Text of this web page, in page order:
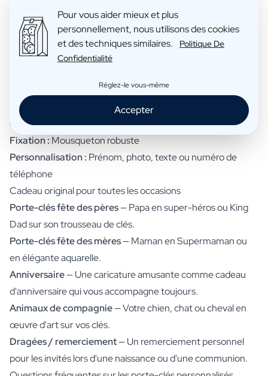
Choisissez parmi des dizaines de styles créatifs ou utilisez
simplement votre propre photo. Du classique au moderne,
de l'humoristique à l'artistique. Chaque design est unique —
Pendentif :
Impression couleur d'une netteté parfaite
Cordon :Paracord élégant avec détails noués
Fixation : Mousqueton robuste
Personnalisation : Prénom, photo, texte ou numéro de
téléphone
Cadeau original pour toutes les occasions
Porte-clés fête des pères— Papa en super-héros ou King
Dad sur son trousseau de clés.
Porte-clés fête des mères— Maman en Supermaman ou
en élégante aquarelle.
Anniversaire— Une caricature amusante comme cadeau
d'anniversaire qui vous accompagne toujours.
Animaux de compagnie— Votre chien, chat ou cheval en
œuvre d'art sur vos clés.
Dragées / remerciement— Un remerciement personnel
pour les invités lors d'une naissance ou d'une communion.
Pour vous aider mieux et plus
personnellement, nous utilisons des cookies
et des techniques similaires.
Politique De
Confidentialité
Réglez-le vous-même
Accepter